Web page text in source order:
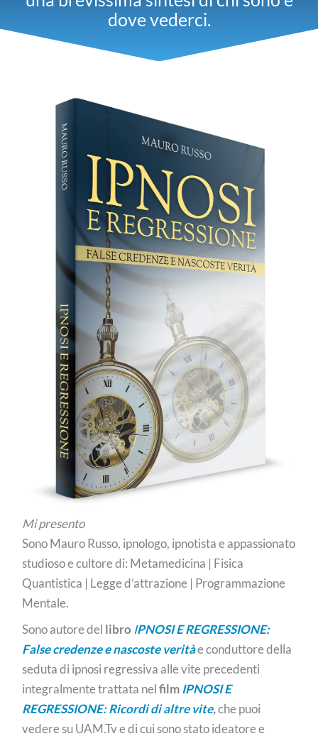
dove vederci.
Mi presento
Sono Mauro Russo, ipnologo, ipnotista e appassionato
studioso e cultore di: Metamedicina | Fisica
Quantistica | Legge d’attrazione | Programmazione
Mentale.
Sono autore del libro IPNOSI E REGRESSIONE:
False credenze e nascoste veritàe conduttore della
seduta di ipnosi regressiva alle vite precedenti
integralmente trattata nelfilmIPNOSI E
REGRESSIONE: Ricordi di altre vite,che puoi
vedere su UAM.Tv e di cui sono stato ideatore e